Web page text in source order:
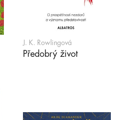
J. K. Rowlingová
Předobrý život